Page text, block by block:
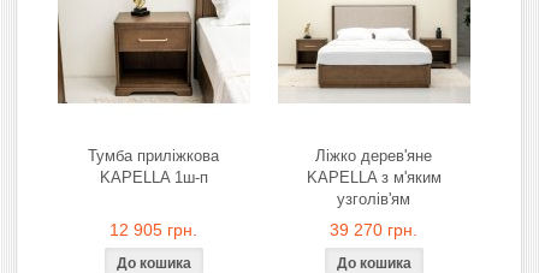
Тумба приліжкова
KAPELLA 1ш-п
12 905 грн.
Ліжко дерев'яне
KAPELLA з м'яким
узголів'ям
39 270 грн.